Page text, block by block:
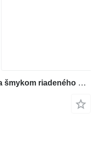
Ventil EGR 7000770/7000631 na šmykom riadeného nakladača Bobcat S160